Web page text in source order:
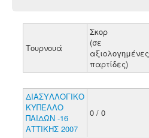
Τουρνουά
Σκορ
(σε
αξιολογημένες
παρτίδες)
ΔΙΑΣΥΛΛΟΓΙΚΟ
ΚΥΠΕΛΛΟ
ΠΑΙΔΩΝ -16
ΑΤΤΙΚΗΣ 2007
0 / 0